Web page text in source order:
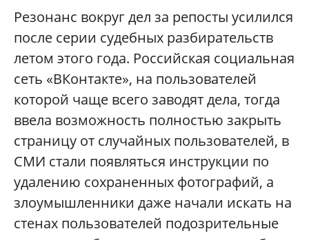
Резонанс вокруг дел за репосты усилился
после серии судебных разбирательств
летом этого года. Российская социальная
сеть «ВКонтакте», на пользователей
которой чаще всего заводят дела, тогда
ввела возможность полностью закрыть
страницу от случайных пользователей, в
СМИ стали появляться инструкции по
удалению сохраненных фотографий, а
злоумышленники даже начали искать на
стенах пользователей подозрительные